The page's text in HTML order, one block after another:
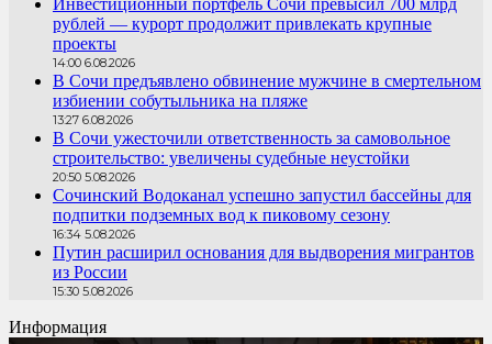
рублей — курорт продолжит привлекать крупные
проекты
14:00 6.08.2026
В Сочи предъявлено обвинение мужчине в смертельном
избиении собутыльника на пляже
13:27 6.08.2026
В Сочи ужесточили ответственность за самовольное
строительство: увеличены судебные неустойки
20:50 5.08.2026
Сочинский Водоканал успешно запустил бассейны для
подпитки подземных вод к пиковому сезону
16:34 5.08.2026
Путин расширил основания для выдворения мигрантов
из России
15:30 5.08.2026
Информация